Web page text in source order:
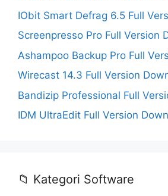
IObit Smart Defrag 6.5 Full
Screenpresso Pro Full Version
Ashampoo Backup Pro Full
Wirecast 14.3 Full Version
Bandizip Professional Full
IDM UltraEdit Full Version
📁 Kategori Software